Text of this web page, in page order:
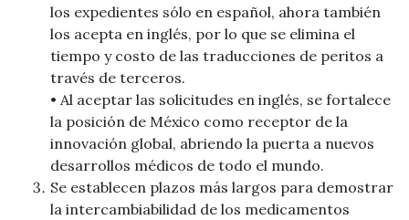
los expedientes sólo en español, ahora también
los acepta en inglés, por lo que se elimina el
tiempo y costo de las traducciones de peritos a
través de terceros.
• Al aceptar las solicitudes en inglés, se fortalece
la posición de México como receptor de la
innovación global, abriendo la puerta a nuevos
desarrollos médicos de todo el mundo.
Se establecen plazos más largos para demostrar
la intercambiabilidad de los medicamentos